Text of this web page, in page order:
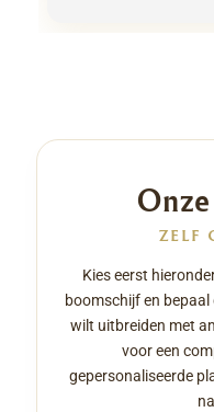
ZELF
Kies eerst
boomschijf en
wilt uitbreiden met
voor een
gepersonaliseerde